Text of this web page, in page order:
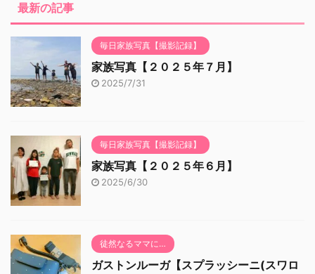
最新の記事
毎日家族写真【撮影記録】
家族写真【２０２５年７月】
2025/7/31
毎日家族写真【撮影記録】
家族写真【２０２５年６月】
2025/6/30
徒然なるママに…
ガストンルーガ【スプラッシーニ(スワロ